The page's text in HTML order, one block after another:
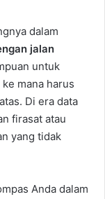
dalam
jalan
untuk
mana harus
Di era data
firasat atau
yang tidak
Anda dalam